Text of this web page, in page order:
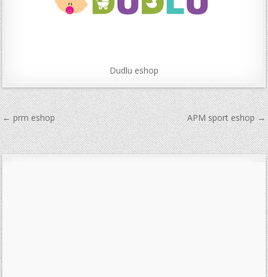
Dudlu eshop
Navigace
pro
příspěvek
← prm eshop APM sport eshop →